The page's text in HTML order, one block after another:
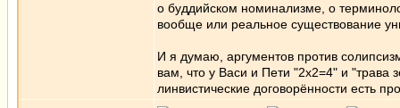
о буддийском номинализме, о
вообще или реальное существование
И я думаю, аргументов против
вам, что у Васи и Пети "2х2=4" и
линвистические договорённости есть